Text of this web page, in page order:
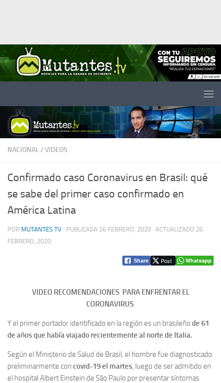
NACIONAL/VIDEOS
Confirmado caso Coronavirus en Brasil: qué
se sabe del primer caso confirmado en
América Latina
POR MUTANTES TV · PUBLICADA 26 FEBRERO, 2020 · ACTUALIZADO 26
FEBRERO, 2020
Share Post Whatsapp
VIDEO RECOMENDACIONES PARA ENFRENTAR EL
CORONAVIRUS
Y el primer portador identificado en la región es un brasileño de 61
de años que había viajado recientemente al norte de Italia.
Según el Ministerio de Salud de Brasil, el hombre fue diagnosticado
preliminarmente con covid-19 el martes , luego de ser admitido en
el hospital Albert Einstein de São Paulo por presentar síntomas